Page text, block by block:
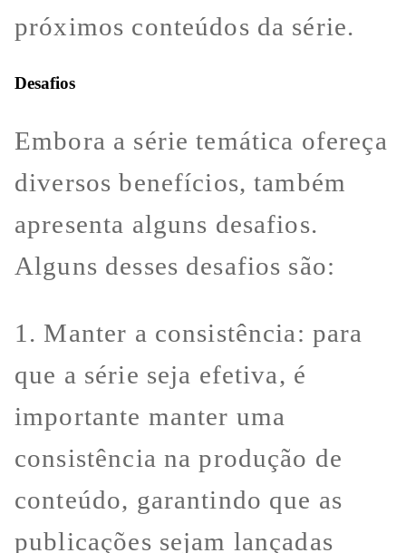
próximos conteúdos da série.
Desafios
Embora a série temática ofereça
diversos benefícios, também
apresenta alguns desafios.
Alguns desses desafios são:
1. Manter a consistência: para
que a série seja efetiva, é
importante manter uma
consistência na produção de
conteúdo, garantindo que as
publicações sejam lançadas